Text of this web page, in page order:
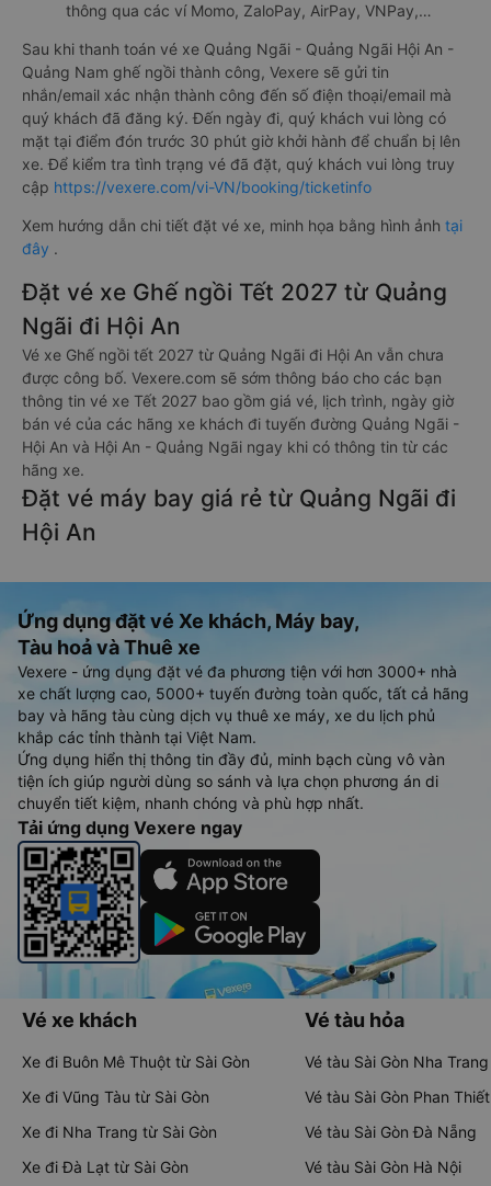
thông qua các ví Momo, ZaloPay, AirPay, VNPay,…
Sau khi thanh toán vé xe Quảng Ngãi - Quảng Ngãi Hội An -
Quảng Nam ghế ngồi thành công, Vexere sẽ gửi tin
nhắn/email xác nhận thành công đến số điện thoại/email mà
quý khách đã đăng ký. Đến ngày đi, quý khách vui lòng có
mặt tại điểm đón trước 30 phút giờ khởi hành để chuẩn bị lên
xe. Để kiểm tra tình trạng vé đã đặt, quý khách vui lòng truy
cập https://vexere.com/vi-VN/booking/ticketinfo
Xem hướng dẫn chi tiết đặt vé xe, minh họa bằng hình ảnh tại
đây .
Đặt vé xe Ghế ngồi Tết 2027 từ Quảng
Ngãi đi Hội An
Vé xe Ghế ngồi tết 2027 từ Quảng Ngãi đi Hội An vẫn chưa
được công bố. Vexere.com sẽ sớm thông báo cho các bạn
thông tin vé xe Tết 2027 bao gồm giá vé, lịch trình, ngày giờ
bán vé của các hãng xe khách đi tuyến đường Quảng Ngãi -
Hội An và Hội An - Quảng Ngãi ngay khi có thông tin từ các
hãng xe.
Đặt vé máy bay giá rẻ từ Quảng Ngãi đi
Hội An
Ứng dụng đặt vé Xe khách, Máy bay,
Tàu hoả và Thuê xe
Vexere - ứng dụng đặt vé đa phương tiện với hơn 3000+ nhà
xe chất lượng cao, 5000+ tuyến đường toàn quốc, tất cả hãng
bay và hãng tàu cùng dịch vụ thuê xe máy, xe du lịch phủ
khắp các tỉnh thành tại Việt Nam.
Ứng dụng hiển thị thông tin đầy đủ, minh bạch cùng vô vàn
tiện ích giúp người dùng so sánh và lựa chọn phương án di
chuyển tiết kiệm, nhanh chóng và phù hợp nhất.
Tải ứng dụng Vexere ngay
Vé xe khách
Xe đi Buôn Mê Thuột từ Sài Gòn
Xe đi Vũng Tàu từ Sài Gòn
Xe đi Nha Trang từ Sài Gòn
Xe đi Đà Lạt từ Sài Gòn
Vé tàu hỏa
Vé tàu Sài Gòn Nha Trang
Vé tàu Sài Gòn Phan Thiết
Vé tàu Sài Gòn Đà Nẵng
Vé tàu Sài Gòn Hà Nội